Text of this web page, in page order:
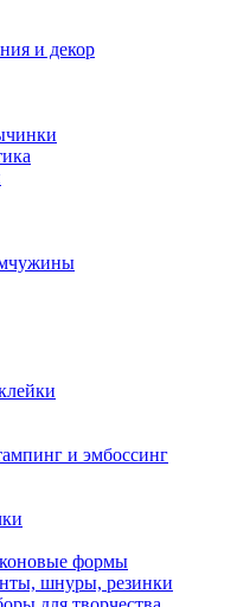
и декор
и эмбоссинг
формы
шнуры, резинки